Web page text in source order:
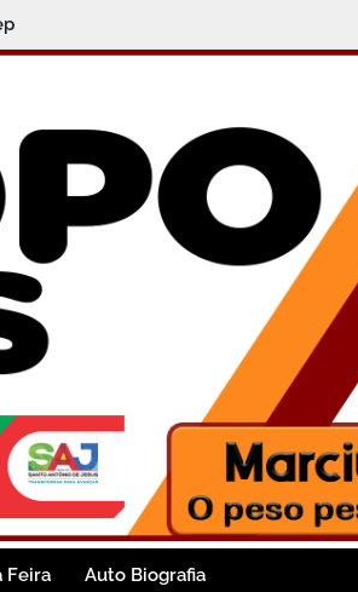
sexta-feira
Feira Auto Biografia